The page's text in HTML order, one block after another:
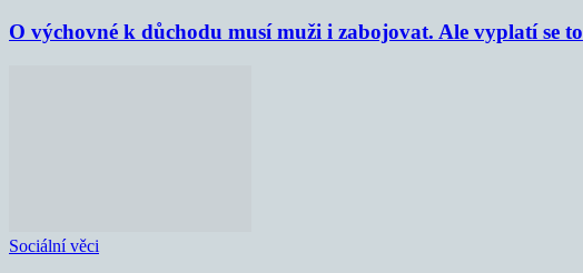
O výchovné k důchodu musí muži i zabojovat. Ale vyplatí se to
Sociální věci